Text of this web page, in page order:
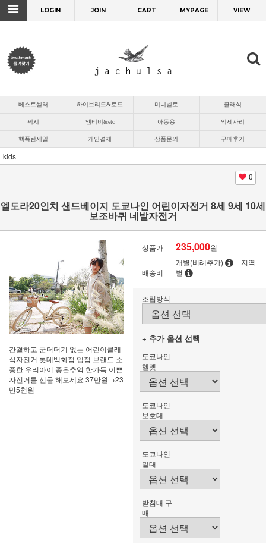
LOGIN JOIN CART MYPAGE VIEW
베스트셀러 하이브리드&로드 미니벨로 클래식
픽시 엠티비&etc 아동용 악세사리
핵폭탄세일 개인결제 상품문의 구매후기
kids
0
엘도라20인치 샌드베이지 도쿄나인 어린이자전거 8세 9세 10세
보조바퀴 네발자전거
간결하고 군더더기 없는 어린이클래
식자전거 롯데백화점 입점 브랜드 소
중한 우리아이 좋은추억 한가득 이쁜
자전거를 선물 해보세요 37만원→23
만5천원
상품가 235,000원
배송비
개별(비례추가)
지역
별
조립방식
+ 추가 옵션 선택
도쿄나인
헬멧
도쿄나인
보호대
도쿄나인
밀대
받침대 구
매